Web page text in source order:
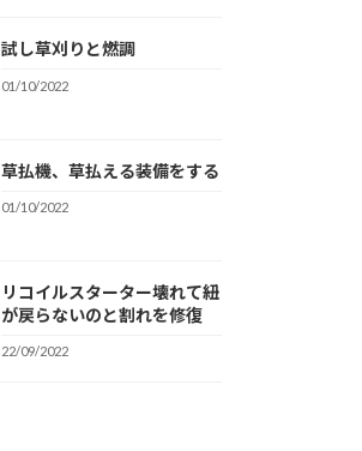
試し草刈りと燃調
01/10/2022
草払機、草払える装備をする
01/10/2022
リコイルスターター壊れて紐
が戻らないのと割れを修復
22/09/2022